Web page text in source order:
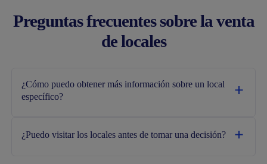
Preguntas frecuentes sobre la venta
de locales
¿Cómo puedo obtener más información sobre un local
específico?
¿Puedo visitar los locales antes de tomar una decisión?